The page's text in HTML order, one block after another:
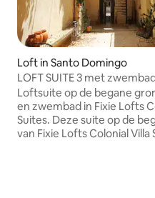
Loft in Santo Domingo
LOFT SUITE 3 met
villa
Loftsuite op de begane
en zwembad in Fixie Lofts
Suites. Deze suite op de begane grond
van Fixie Lofts Colonial Villa